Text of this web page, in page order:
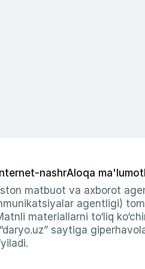
Internet-nashrAloqa
matbuot va axborot
agentligi)
materiallarni to‘liq
saytiga